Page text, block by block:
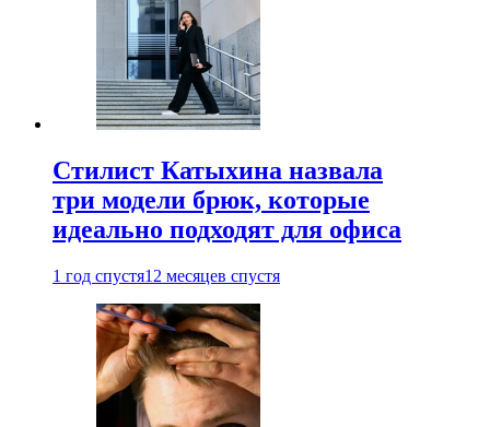
Стилист Катыхина назвала
три модели брюк, которые
идеально подходят для офиса
1 год спустя12 месяцев спустя